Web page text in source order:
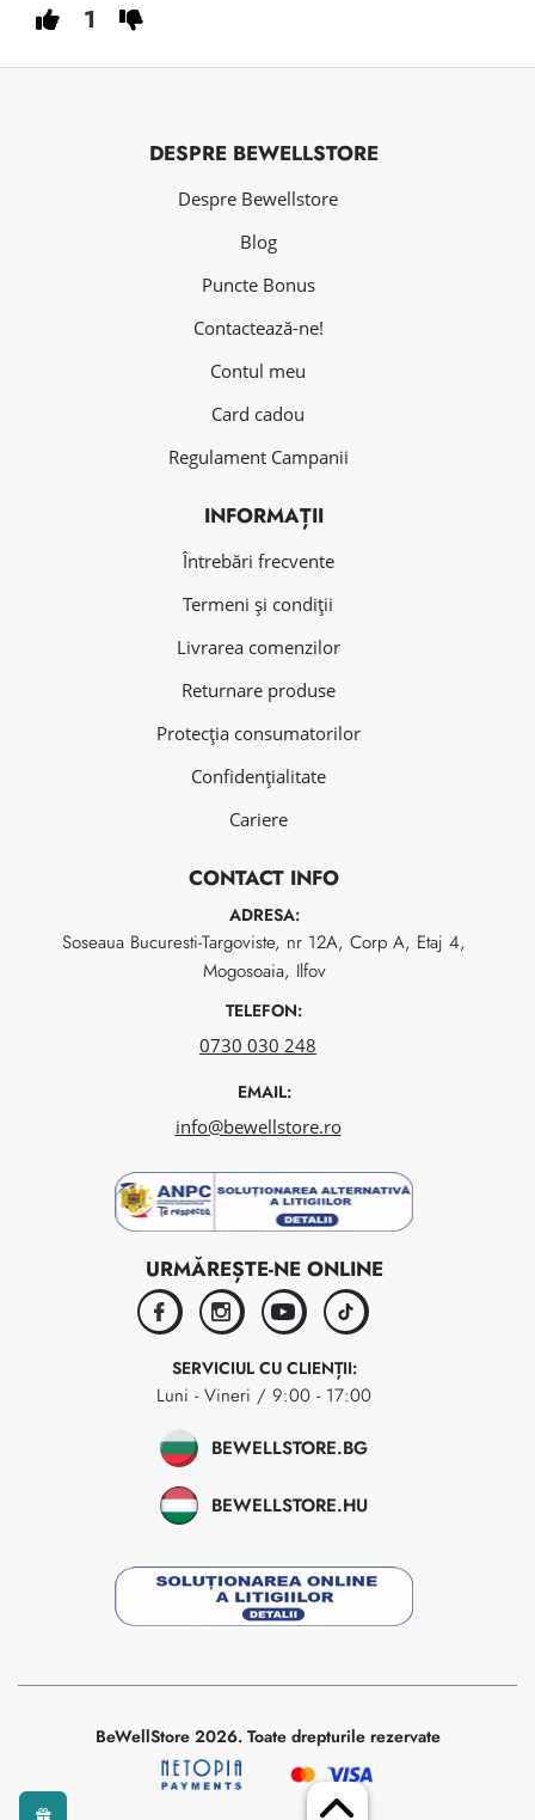
1
DESPRE BEWELLSTORE
Despre Bewellstore
Blog
Puncte Bonus
Contactează-ne!
Contul meu
Card cadou
Regulament Campanii
INFORMAȚII
Întrebări frecvente
Termeni și condiții
Livrarea comenzilor
Returnare produse
Protecția consumatorilor
Confidențialitate
Cariere
CONTACT INFO
ADRESA:
Soseaua Bucuresti-Targoviste, nr 12A, Corp A, Etaj 4,
Mogosoaia, Ilfov
TELEFON:
0730 030 248
EMAIL:
info@bewellstore.ro
URMĂREȘTE-NE ONLINE
facebookinstagramyoutubetiktok
SERVICIUL CU CLIENȚII:
Luni - Vineri / 9:00 - 17:00
BEWELLSTORE.BG
BEWELLSTORE.HU
BeWellStore 2026. Toate drepturile rezervate